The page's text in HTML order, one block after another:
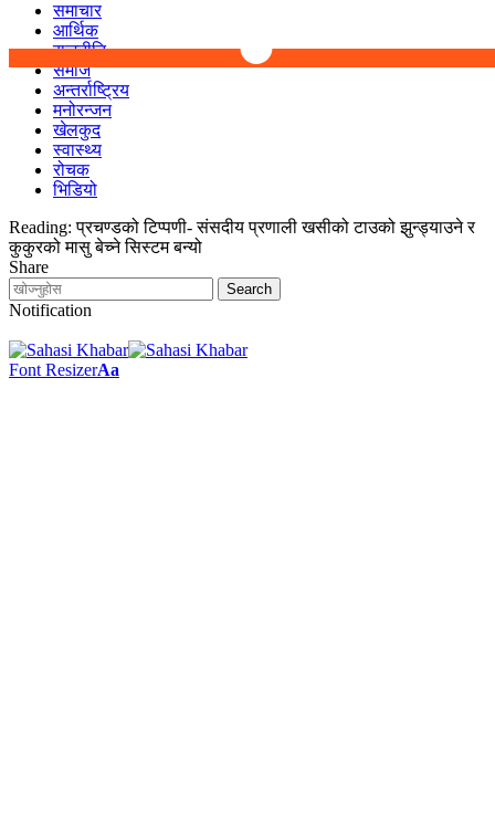
समाचार
आर्थिक
राजनीति
समाज
अन्तर्राष्ट्रिय
मनोरन्जन
खेलकुद
स्वास्थ्य
रोचक
भिडियो
Reading: प्रचण्डको टिप्पणी- संसदीय प्रणाली खसीको टाउको झुन्ड्याउने र
कुकुरको मासु बेच्ने सिस्टम बन्यो
Share
Notification
Font ResizerAa